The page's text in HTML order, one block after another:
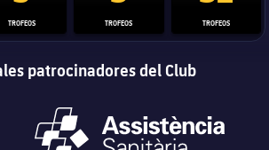
TROFEOS TROFEOS TROFEOS
patrocinadores del Club